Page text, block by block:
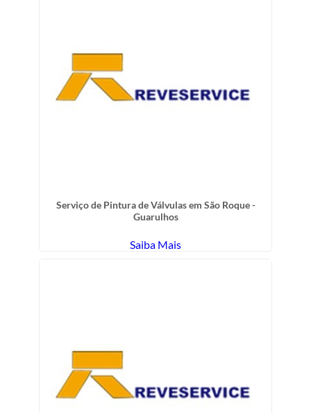
Serviço de Pintura de Válvulas em São Roque -
Guarulhos
Saiba Mais